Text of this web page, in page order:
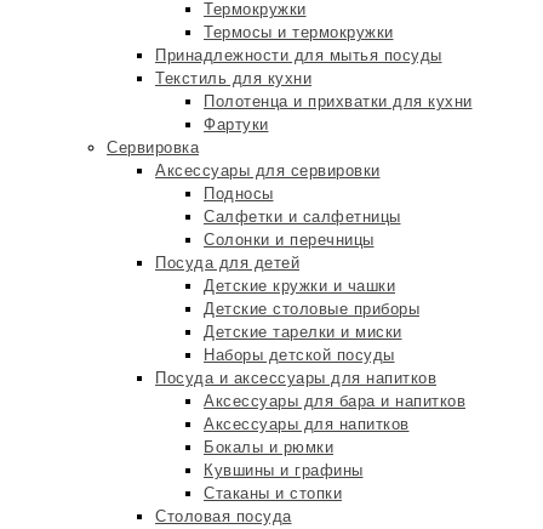
Термокружки
Термосы и термокружки
Принадлежности для мытья посуды
Текстиль для кухни
Полотенца и прихватки для кухни
Фартуки
Сервировка
Аксессуары для сервировки
Подносы
Салфетки и салфетницы
Солонки и перечницы
Посуда для детей
Детские кружки и чашки
Детские столовые приборы
Детские тарелки и миски
Наборы детской посуды
Посуда и аксессуары для напитков
Аксессуары для бара и напитков
Аксессуары для напитков
Бокалы и рюмки
Кувшины и графины
Стаканы и стопки
Столовая посуда